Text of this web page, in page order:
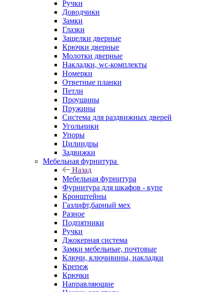
Ручки
Доводчики
Замки
Глазки
Защелки дверные
Крючки дверные
Молотки дверные
Накладки, wc-комплекты
Номерки
Ответные планки
Петли
Проушины
Пружины
Система для раздвижных дверей
Угольники
Упоры
Цилиндры
Задвижки
Мебельная фурнитура
Назад
Мебельная фурнитура
Фурнитура для шкафов - купе
Кронштейны
Газлифт,барный мех
Разное
Подпятники
Ручки
Джокерная система
Замки мебельные, почтовые
Ключи, ключивины, накладки
Крепеж
Крючки
Направляющие